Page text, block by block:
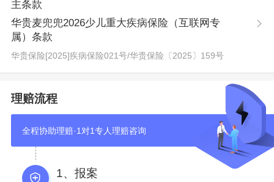
主条款
华贵麦兜兜2026少儿重大疾病保险（互联网专
属）条款
华贵保险[2025]疾病保险021号/华贵保险〔2025〕159号
理赔流程
全程协助理赔·1对1专人理赔咨询
1、报案